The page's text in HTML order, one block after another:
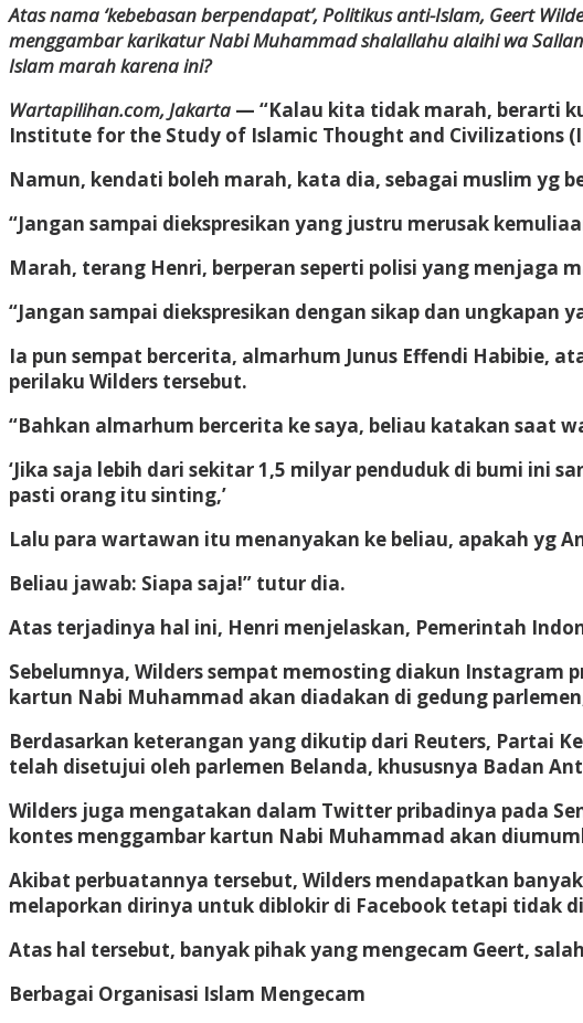
Atas nama ‘kebebasan berpendapat’, Politikus anti-Islam, Geert
menggambar karikatur Nabi Muhammad shalallahu alaihi wa
Islam marah karena ini?
Wartapilihan.com, Jakarta — “Kalau kita tidak marah, berarti
Institute for the Study of Islamic Thought and Civilizations
Namun, kendati boleh marah, kata dia, sebagai muslim yg
“Jangan sampai diekspresikan yang justru merusak
Marah, terang Henri, berperan seperti polisi yang menjaga
“Jangan sampai diekspresikan dengan sikap dan
Ia pun sempat bercerita, almarhum Junus Effendi Habibie,
perilaku Wilders tersebut.
“Bahkan almarhum bercerita ke saya, beliau katakan saat
‘Jika saja lebih dari sekitar 1,5 milyar penduduk di bumi ini
pasti orang itu sinting,’
Lalu para wartawan itu menanyakan ke beliau, apakah yg
Beliau jawab: Siapa saja!” tutur dia.
Atas terjadinya hal ini, Henri menjelaskan, Pemerintah
Sebelumnya, Wilders sempat memosting diakun
kartun Nabi Muhammad akan diadakan di gedung
Berdasarkan keterangan yang dikutip dari Reuters, Partai
telah disetujui oleh parlemen Belanda, khususnya Badan
Wilders juga mengatakan dalam Twitter pribadinya pada
kontes menggambar kartun Nabi Muhammad akan
Akibat perbuatannya tersebut, Wilders mendapatkan
melaporkan dirinya untuk diblokir di Facebook tetapi tidak
Atas hal tersebut, banyak pihak yang mengecam Geert,
Berbagai Organisasi Islam Mengecam